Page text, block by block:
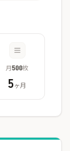
月500枚
5ヶ月